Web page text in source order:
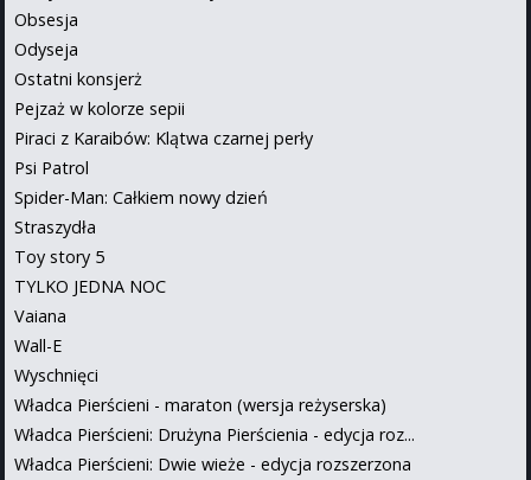
Obsesja
Odyseja
Ostatni konsjerż
Pejzaż w kolorze sepii
Piraci z Karaibów: Klątwa czarnej perły
Psi Patrol
Spider-Man: Całkiem nowy dzień
Straszydła
Toy story 5
TYLKO JEDNA NOC
Vaiana
Wall-E
Wyschnięci
Władca Pierścieni - maraton (wersja reżyserska)
Władca Pierścieni: Drużyna Pierścienia - edycja roz...
Władca Pierścieni: Dwie wieże - edycja rozszerzona